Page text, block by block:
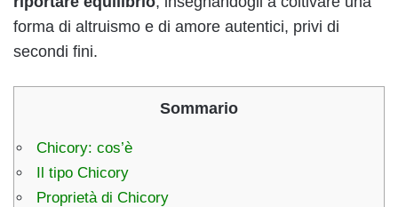
forma di altruismo e di amore autentici, privi di
secondi fini.
Sommario
Chicory: cos’è
Il tipo Chicory
Proprietà di Chicory